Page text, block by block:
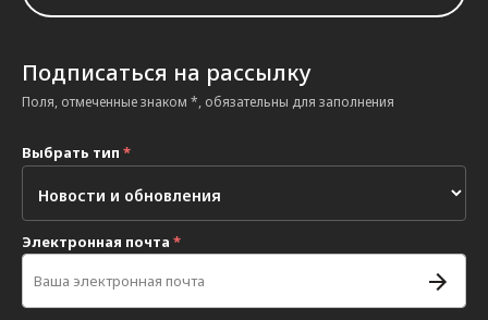
Подписаться на рассылку
Поля, отмеченные знаком *, обязательны для заполнения
Выбрать тип *
Электронная почта *